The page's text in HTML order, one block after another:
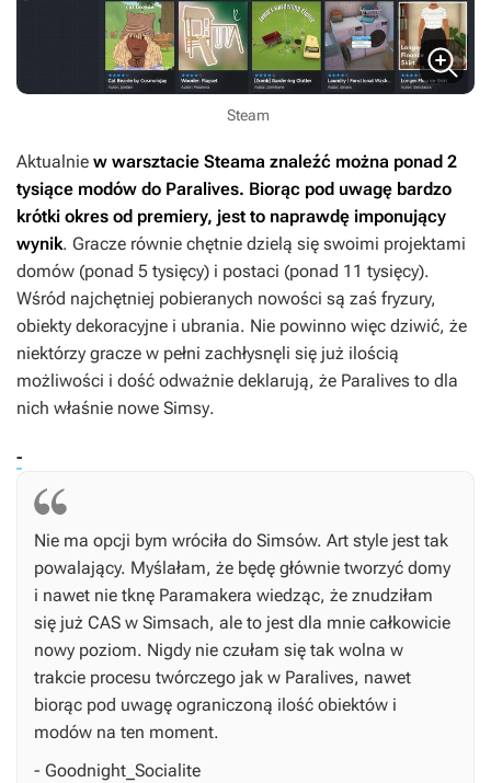
Steam
Aktualnie w warsztacie Steama znaleźć można ponad 2
tysiące modów do Paralives. Biorąc pod uwagę bardzo
krótki okres od premiery, jest to naprawdę imponujący
wynik. Gracze równie chętnie dzielą się swoimi projektami
domów (ponad 5 tysięcy) i postaci (ponad 11 tysięcy).
Wśród najchętniej pobieranych nowości są zaś fryzury,
obiekty dekoracyjne i ubrania. Nie powinno więc dziwić, że
niektórzy gracze w pełni zachłysnęli się już ilością
możliwości i dość odważnie deklarują, że Paralives to dla
nich właśnie nowe Simsy.
-
Nie ma opcji bym wróciła do Simsów. Art style jest tak
powalający. Myślałam, że będę głównie tworzyć domy
i nawet nie tknę Paramakera wiedząc, że znudziłam
się już CAS w Simsach, ale to jest dla mnie całkowicie
nowy poziom. Nigdy nie czułam się tak wolna w
trakcie procesu twórczego jak w Paralives, nawet
biorąc pod uwagę ograniczoną ilość obiektów i
modów na ten moment.
- Goodnight_Socialite